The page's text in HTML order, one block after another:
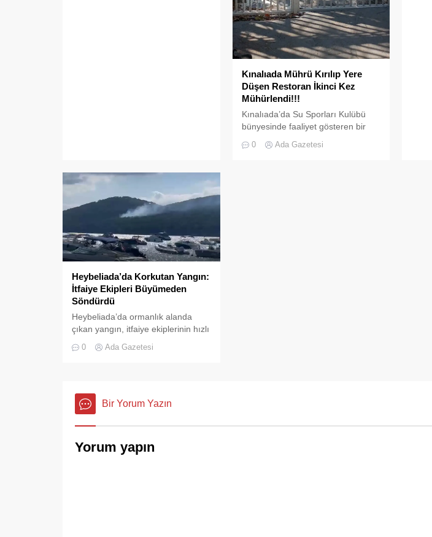
Kınalıada Mührü Kırılıp Yere
Düşen Restoran İkinci Kez
Mühürlendi!!!
Kınalıada’da Su Sporları Kulübü
bünyesinde faaliyet gösteren bir
restoran, ruhsat usulsüzlüğü ve
adres uyuşmazlığı gerekçesiyle
0 Ada Gazetesi
Heybeliada’da Korkutan Yangın:
İtfaiye Ekipleri Büyümeden
Söndürdü
Heybeliada’da ormanlık alanda
çıkan yangın, itfaiye ekiplerinin hızlı
müdahalesi sayesinde büyümeden
ve olası bir faciaya dönüşmeden
0 Ada Gazetesi
Bir Yorum Yazın
Yorum yapın